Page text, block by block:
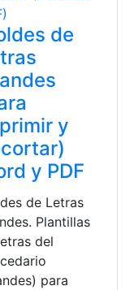
de
y
y PDF
de Letras
Plantillas
del
para